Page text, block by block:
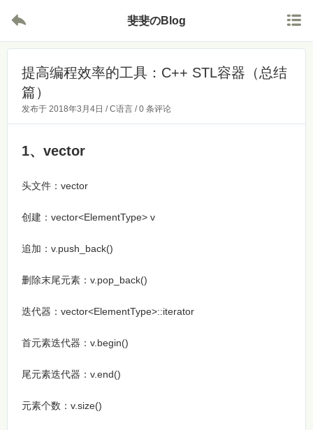
 斐斐のBlog 
提高编程效率的工具：C++ STL容器（总结
篇）
发布于 2018年3月4日 /C语言 /0 条评论
1、vector
头文件：vector
创建：vector<ElementType> v
追加：v.push_back()
删除末尾元素：v.pop_back()
迭代器：vector<ElementType>::iterator
首元素迭代器：v.begin()
尾元素迭代器：v.end()
元素个数：v.size()